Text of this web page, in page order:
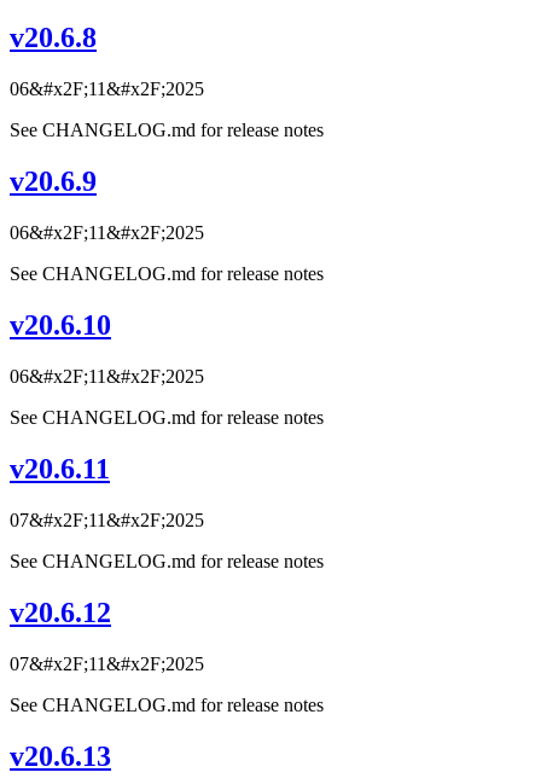
v20.6.8
06&#x2F;11&#x2F;2025
See CHANGELOG.md for release notes
v20.6.9
06&#x2F;11&#x2F;2025
See CHANGELOG.md for release notes
v20.6.10
06&#x2F;11&#x2F;2025
See CHANGELOG.md for release notes
v20.6.11
07&#x2F;11&#x2F;2025
See CHANGELOG.md for release notes
v20.6.12
07&#x2F;11&#x2F;2025
See CHANGELOG.md for release notes
v20.6.13